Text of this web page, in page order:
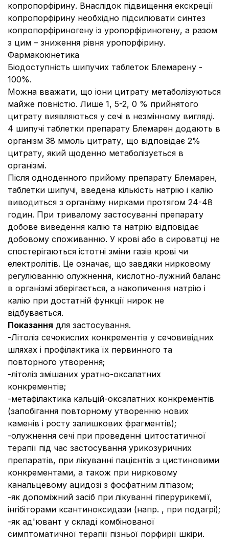
копропорфірину. Внаслідок підвищення екскреції
копропорфірину необхідно підсилювати синтез
копропорфіриногену із уропорфіриногену, а разом
з цим – зниження рівня уропорфірину.
Фармакокінетика
Біодоступність шипучих таблеток Блемарену -
100%.
Можна вважати, що іони цитрату метаболізуються
майже повністю. Лише 1, 5-2, 0 % прийнятого
цитрату виявляються у сечі в незмінному вигляді.
4 шипучі таблетки препарату Блемарен додають в
організм 38 ммоль цитрату, що відповідає 2%
цитрату, який щоденно метаболізується в
організмі.
Після одноденного прийому препарату Блемарен,
таблетки шипучі, введена кількість натрію і калію
виводиться з організму нирками протягом 24-48
годин. При тривалому застосуванні препарату
добове виведення калію та натрію відповідає
добовому споживанню. У крові або в сироватці не
спостерігаються істотні зміни газів крові чи
електролітів. Це означає, що завдяки нирковому
регулюванню олужнення, кислотно-лужний баланс
в організмі зберігається, а накопичення натрію і
калію при достатній функції нирок не
відбувається.
Показання для застосування.
-Літоліз сечокислих конкрементів у сечовивідних
шляхах і профілактика їх первинного та
повторного утворення;
-літоліз змішаних уратно-оксалатних
конкрементів;
-метафілактика кальцій-оксалатних конкрементів
(запобігання повторному утворенню нових
каменів і росту залишкових фрагментів);
-олужнення сечі при проведенні цитостатичної
терапії під час застосування урикозуричних
препаратів, при лікуванні пацієнтів з цистиновими
конкрементами, а також при нирковому
канальцевому ацидозі з фосфатним літіазом;
-як допоміжний засіб при лікуванні гіперурикемії,
інгібіторами ксантиноксидази (напр. , при подагрі);
-як ад'ювант у складі комбінованої
симптоматичної терапії пізньої порфирії шкіри.